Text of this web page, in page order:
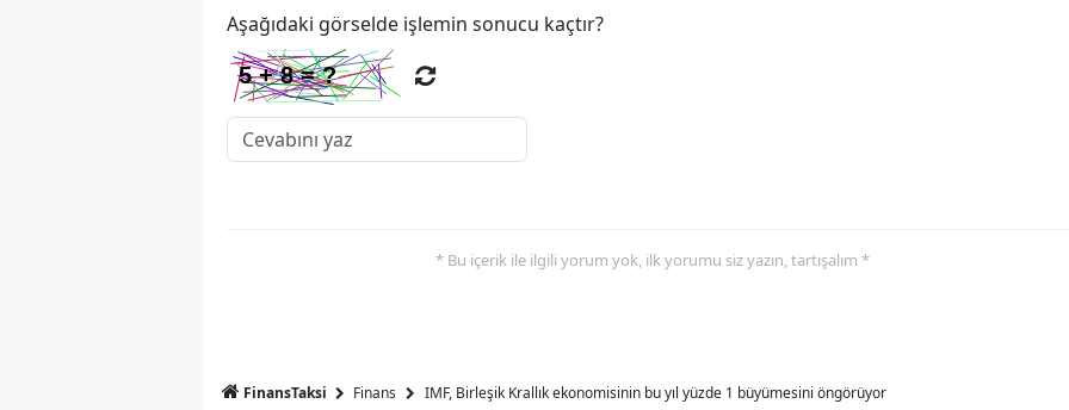
Aşağıdaki görselde işlemin sonucu kaçtır?
* Bu içerik ile ilgili yorum yok, ilk yorumu siz yazın, tartışalım *
FinansTaksi Finans IMF, Birleşik Krallık ekonomisinin bu yıl yüzde 1 büyümesini öngörüyor